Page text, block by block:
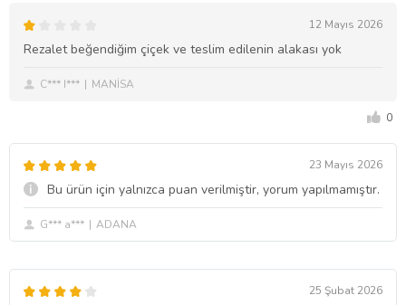
12 Mayıs 2026
Rezalet beğendiğim çiçek ve teslim edilenin alakası yok
C*** I*** MANİSA
0
23 Mayıs 2026
Bu ürün için yalnızca puan verilmiştir, yorum yapılmamıştır.
G*** a*** ADANA
25 Şubat 2026